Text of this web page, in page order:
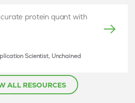
protein quant with
Scientist, Unchained
ALL RESOURCES